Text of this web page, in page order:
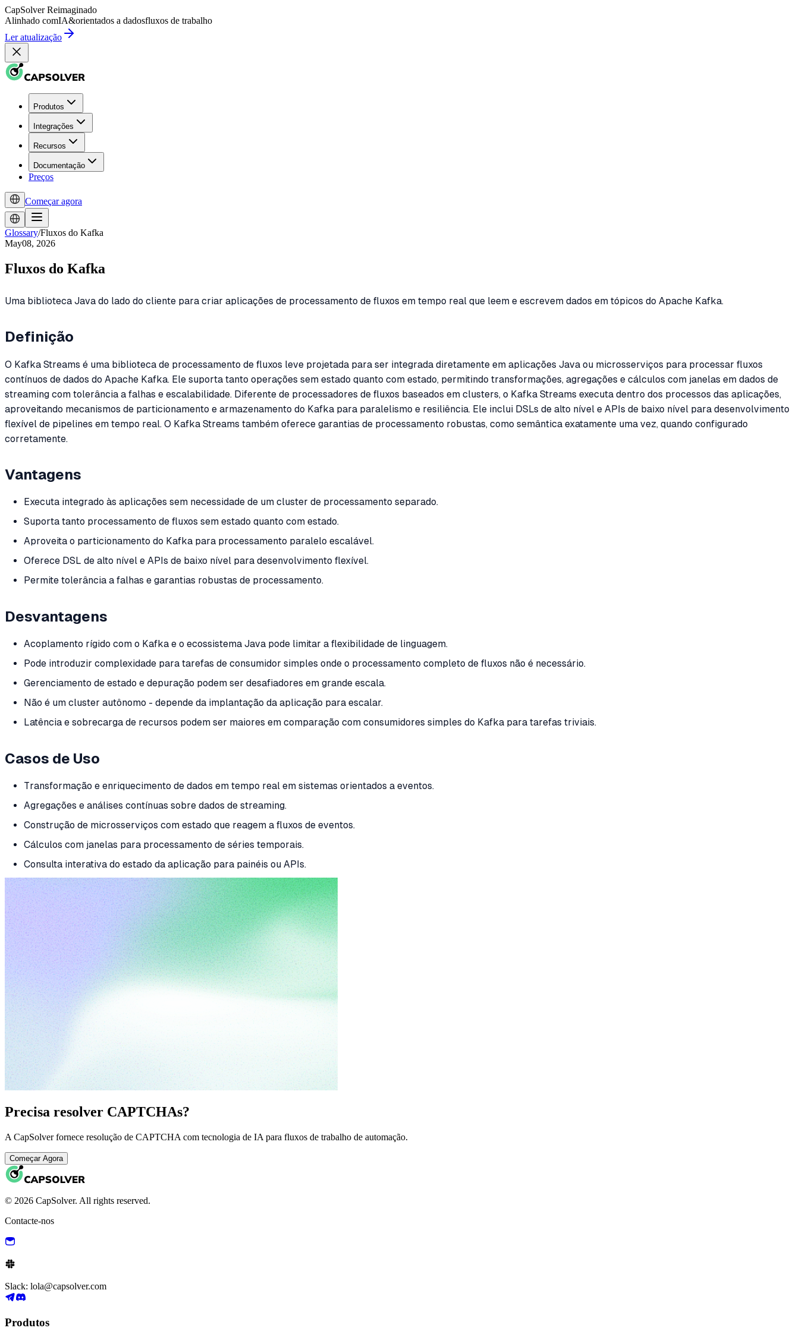
CapSolver Reimaginado
Alinhado comIA&orientados a dadosfluxos de trabalho
Ler atualização
Produtos
Integrações
Recursos
Documentação
Preços
Começar agora
Glossary/Fluxos do Kafka
May08, 2026
Fluxos do Kafka
Uma biblioteca Java do lado do cliente para criar aplicações de processamento de fluxos em tempo real que leem e escrevem dados em tópicos do Apache Kafka.
Definição
O Kafka Streams é uma biblioteca de processamento de fluxos leve projetada para ser integrada diretamente em aplicações Java ou microsserviços para processar fluxos
contínuos de dados do Apache Kafka. Ele suporta tanto operações sem estado quanto com estado, permitindo transformações, agregações e cálculos com janelas em dados de
streaming com tolerância a falhas e escalabilidade. Diferente de processadores de fluxos baseados em clusters, o Kafka Streams executa dentro dos processos das aplicações,
aproveitando mecanismos de particionamento e armazenamento do Kafka para paralelismo e resiliência. Ele inclui DSLs de alto nível e APIs de baixo nível para desenvolvimento
flexível de pipelines em tempo real. O Kafka Streams também oferece garantias de processamento robustas, como semântica exatamente uma vez, quando configurado
corretamente.
Vantagens
Executa integrado às aplicações sem necessidade de um cluster de processamento separado.
Suporta tanto processamento de fluxos sem estado quanto com estado.
Aproveita o particionamento do Kafka para processamento paralelo escalável.
Oferece DSL de alto nível e APIs de baixo nível para desenvolvimento flexível.
Permite tolerância a falhas e garantias robustas de processamento.
Desvantagens
Acoplamento rígido com o Kafka e o ecossistema Java pode limitar a flexibilidade de linguagem.
Pode introduzir complexidade para tarefas de consumidor simples onde o processamento completo de fluxos não é necessário.
Gerenciamento de estado e depuração podem ser desafiadores em grande escala.
Não é um cluster autônomo - depende da implantação da aplicação para escalar.
Latência e sobrecarga de recursos podem ser maiores em comparação com consumidores simples do Kafka para tarefas triviais.
Casos de Uso
Transformação e enriquecimento de dados em tempo real em sistemas orientados a eventos.
Agregações e análises contínuas sobre dados de streaming.
Construção de microsserviços com estado que reagem a fluxos de eventos.
Cálculos com janelas para processamento de séries temporais.
Consulta interativa do estado da aplicação para painéis ou APIs.
Precisa resolver CAPTCHAs?
A CapSolver fornece resolução de CAPTCHA com tecnologia de IA para fluxos de trabalho de automação.
Começar Agora
© 2026 CapSolver. All rights reserved.
Contacte-nos
Slack: lola@capsolver.com
Produtos